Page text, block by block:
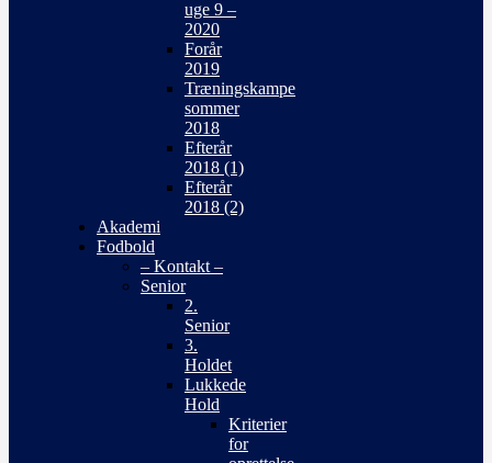
uge 9 –
2020
Forår
2019
Træningskampe
sommer
2018
Efterår
2018 (1)
Efterår
2018 (2)
Akademi
Fodbold
– Kontakt –
Senior
2.
Senior
3.
Holdet
Lukkede
Hold
Kriterier
for